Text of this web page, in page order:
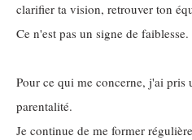
clarifier ta vision, retrouver ton
Ce n'est pas un signe de
Pour ce qui me concerne, j'ai pris
parentalité.
Je continue de me former